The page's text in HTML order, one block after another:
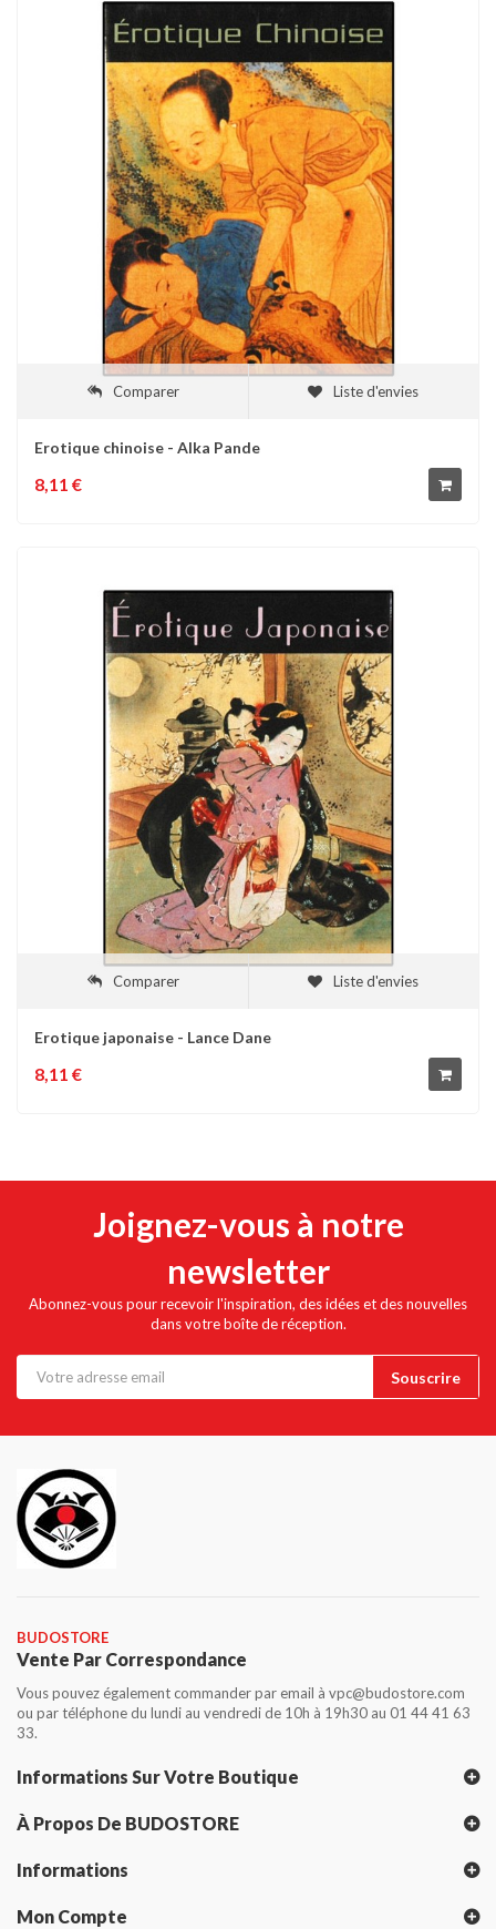
Comparer Liste d'envies
Erotique chinoise - Alka Pande
8,11 €
Comparer Liste d'envies
Erotique japonaise - Lance Dane
8,11 €
Joignez-vous à notre
newsletter
Abonnez-vous pour recevoir l'inspiration, des idées et des nouvelles
dans votre boîte de réception.
BUDOSTORE
Vente Par Correspondance
Vous pouvez également commander par email à vpc@budostore.com
ou par téléphone du lundi au vendredi de 10h à 19h30 au 01 44 41 63
33.
Informations Sur Votre Boutique
À Propos De BUDOSTORE
Informations
Mon Compte